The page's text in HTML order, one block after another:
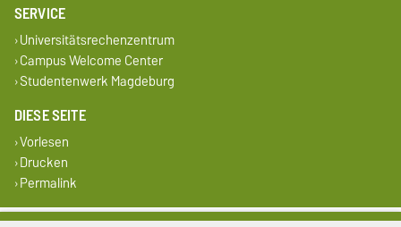
SERVICE
Universitätsrechenzentrum
Campus Welcome Center
Studentenwerk Magdeburg
DIESE SEITE
Vorlesen
Drucken
Permalink